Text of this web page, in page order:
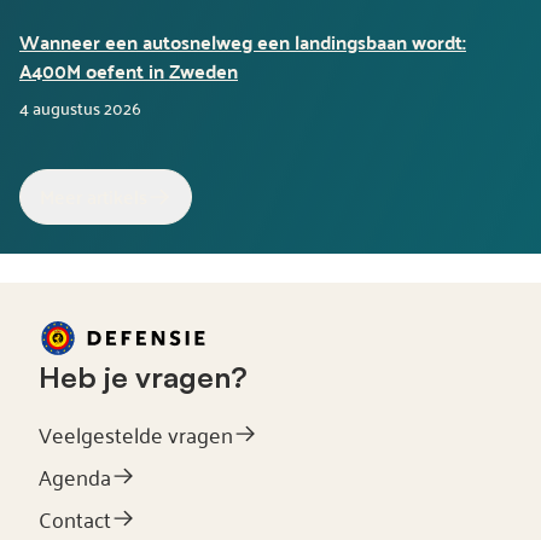
Wanneer een autosnelweg een landingsbaan wordt:
A400M oefent in Zweden
4 augustus 2026
Heb je vragen?
Veelgestelde vragen
Agenda
Contact